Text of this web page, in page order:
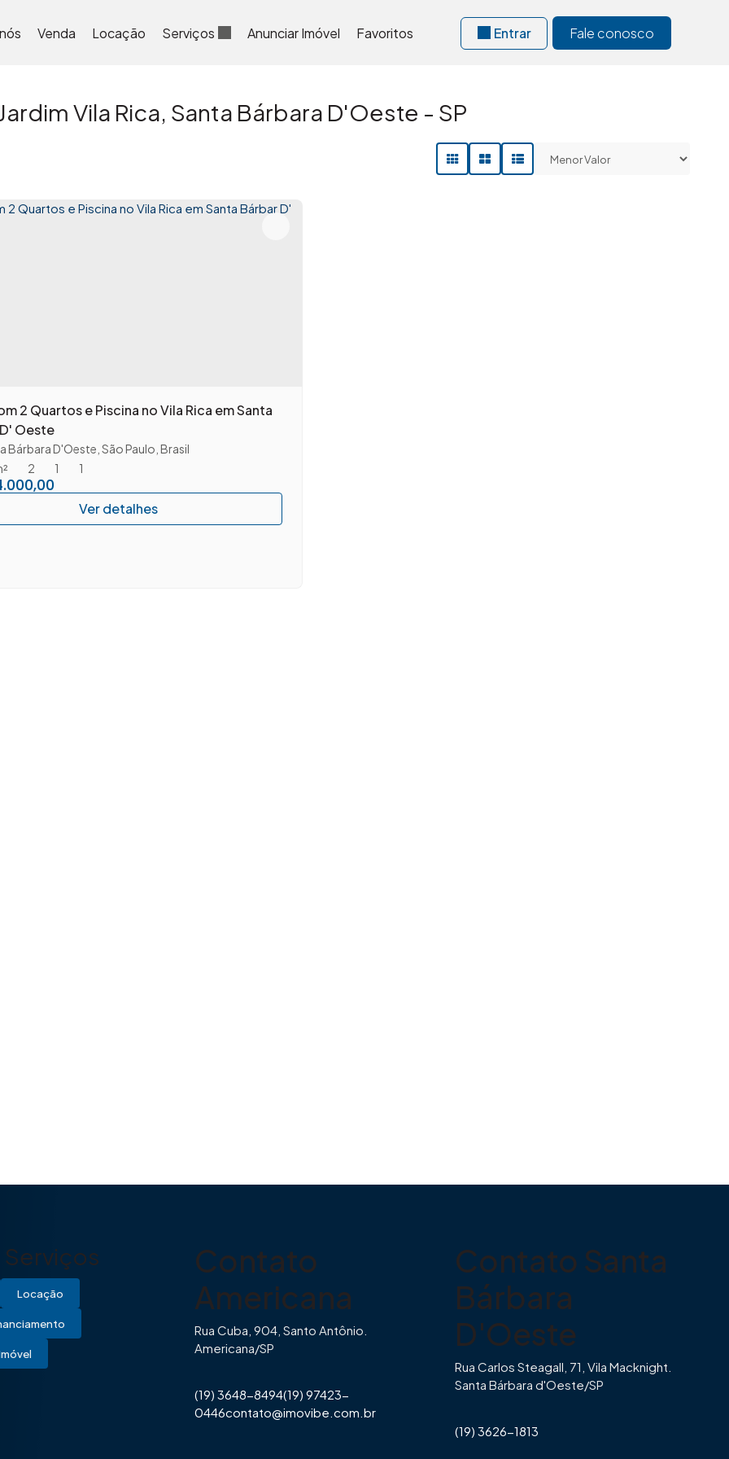
Fale conosco
Entrar
Favoritos
Anunciar Imóvel
Serviços
Locação
Venda
Vila Rica, Santa Bárbara D'Oeste - SP
2 Quartos e Piscina no Vila Rica em Santa
Oeste
Bárbara D'Oeste São Paulo Brasil
2
1 1
Serviços
Locação
Contato
Americana
Rua Cuba, 904, Santo Antônio.
Americana/SP
(19) 3648-8494(19) 97423-
0446contato@imovibe.com.br
Contato Santa
Bárbara
D'Oeste
Rua Carlos Steagall, 71, Vila Macknight.
Santa Bárbara d'Oeste/SP
(19) 3626-1813